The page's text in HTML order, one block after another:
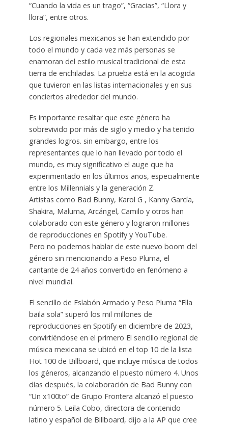
“Cuando la vida es un trago”, “Gracias”, “Llora y
llora”, entre otros.
Los regionales mexicanos se han extendido por
todo el mundo y cada vez más personas se
enamoran del estilo musical tradicional de esta
tierra de enchiladas. La prueba está en la acogida
que tuvieron en las listas internacionales y en sus
conciertos alrededor del mundo.
Es importante resaltar que este género ha
sobrevivido por más de siglo y medio y ha tenido
grandes logros. sin embargo, entre los
representantes que lo han llevado por todo el
mundo, es muy significativo el auge que ha
experimentado en los últimos años, especialmente
entre los Millennials y la generación Z.
Artistas como Bad Bunny, Karol G , Kanny García,
Shakira, Maluma, Arcángel, Camilo y otros han
colaborado con este género y lograron millones
de reproducciones en Spotify y YouTube.
Pero no podemos hablar de este nuevo boom del
género sin mencionando a Peso Pluma, el
cantante de 24 años convertido en fenómeno a
nivel mundial.
El sencillo de Eslabón Armado y Peso Pluma “Ella
baila sola” superó los mil millones de
reproducciones en Spotify en diciembre de 2023,
convirtiéndose en el primero El sencillo regional de
música mexicana se ubicó en el top 10 de la lista
Hot 100 de Billboard, que incluye música de todos
los géneros, alcanzando el puesto número 4. Unos
días después, la colaboración de Bad Bunny con
“Un x100to” de Grupo Frontera alcanzó el puesto
número 5. Leila Cobo, directora de contenido
latino y español de Billboard, dijo a la AP que cree